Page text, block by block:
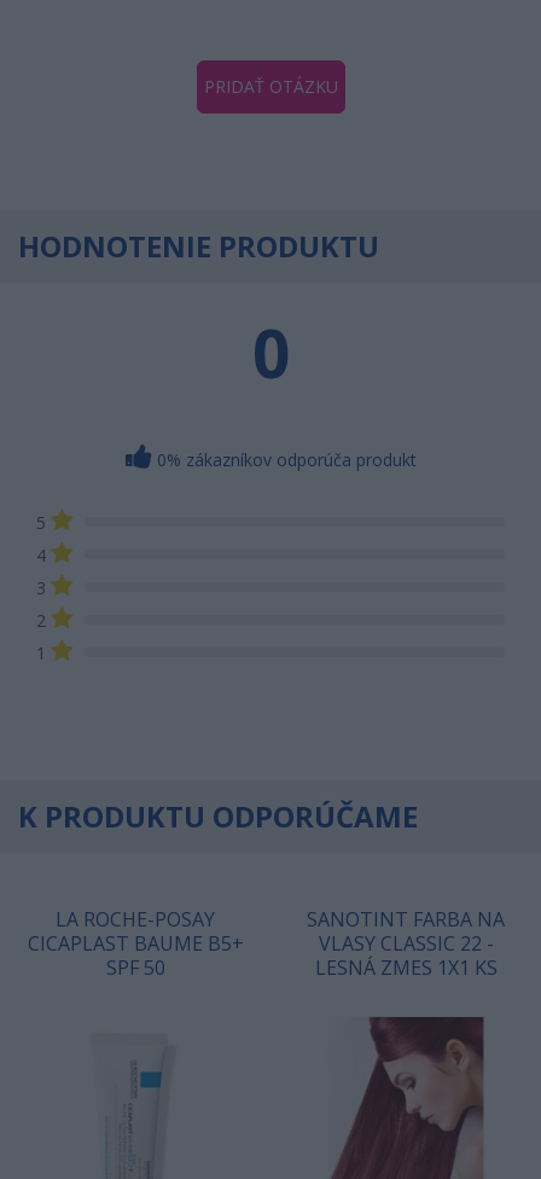
PRIDAŤ OTÁZKU
HODNOTENIE PRODUKTU
0
0% zákazníkov odporúča produkt
5
4
3
2
1
K PRODUKTU ODPORÚČAME
LA ROCHE-POSAY
CICAPLAST BAUME B5+
SPF 50
SANOTINT FARBA NA
VLASY CLASSIC 22 -
LESNÁ ZMES 1X1 KS